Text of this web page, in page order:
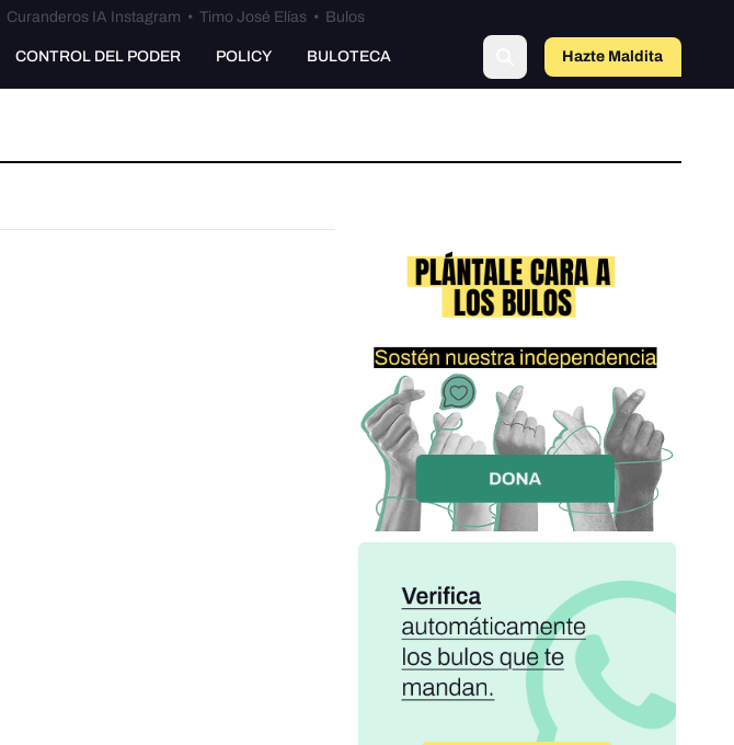
Curanderos IA Instagram • Timo José Elías• Bulos
CONTROL DEL PODER POLICY BULOTECA Hazte Maldita